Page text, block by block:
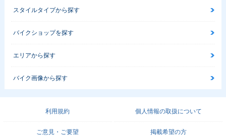
スタイルタイプから探す
バイクショップを探す
エリアから探す
バイク画像から探す
利用規約 個人情報の取扱について
ご意見・ご要望 掲載希望の方